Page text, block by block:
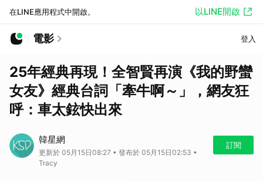
在LINE應用程式中開啟。 以LINE開啟
電影 登入
25年經典再現！全智賢再演《我的野蠻
女友》經典台詞「牽牛啊～」，網友狂
呼：車太鉉快出來
韓星網
更新於 05月15日08:27 • 發布於 05月15日02:53 •
Tracy
訂閱